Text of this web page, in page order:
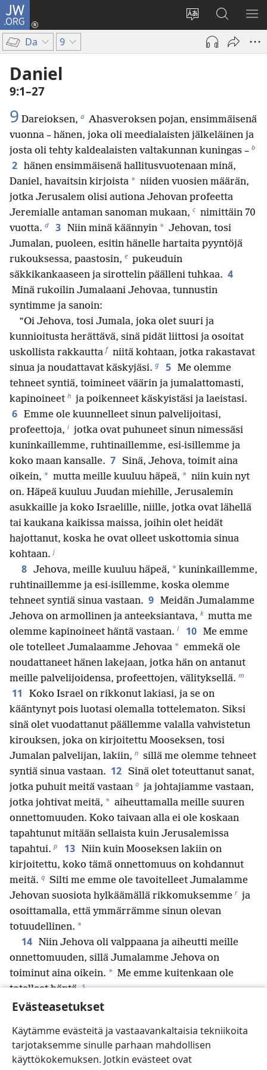
Evästeasetukset
Käytämme evästeitä ja vastaavankaltaisia tekniikoita
tarjotaksemme sinulle parhaan mahdollisen
käyttökokemuksen. Jotkin evästeet ovat
JW.ORG
Vaihda
sivuston
kieli
Kirjaudu
(avaa
ikkunan)
Hae
JW.ORG-
sivustolta
Da 9
Daniel
9:1–27
9 Dareioksen, a Ahasveroksen pojan, ensimmäisenä
vuonna – hänen, joka oli meedialaisten jälkeläinen ja
josta oli tehty kaldealaisten valtakunnan kuningas – b
2 hänen ensimmäisenä hallitusvuotenaan minä,
Daniel, havaitsin kirjoista * niiden vuosien määrän,
jotka Jerusalem olisi autiona Jehovan profeetta
Jeremialle antaman sanoman mukaan, c nimittäin 70
vuotta. d 3 Niin minä käännyin * Jehovan, tosi
Jumalan, puoleen, esitin hänelle hartaita pyyntöjä
rukouksessa, paastosin, e pukeuduin
säkkikankaaseen ja sirottelin päälleni tuhkaa. 4
Minä rukoilin Jumalaani Jehovaa, tunnustin
syntimme ja sanoin:
”Oi Jehova, tosi Jumala, joka olet suuri ja
kunnioitusta herättävä, sinä pidät liittosi ja osoitat
uskollista rakkautta f niitä kohtaan, jotka rakastavat
sinua ja noudattavat käskyjäsi. g 5 Me olemme
tehneet syntiä, toimineet väärin ja jumalattomasti,
kapinoineet h ja poikenneet käskyistäsi ja laeistasi.
6 Emme ole kuunnelleet sinun palvelijoitasi,
profeettoja, i jotka ovat puhuneet sinun nimessäsi
kuninkaillemme, ruhtinaillemme, esi-isillemme ja
koko maan kansalle. 7 Sinä, Jehova, toimit aina
oikein, * mutta meille kuuluu häpeä, * niin kuin nyt
on. Häpeä kuuluu Juudan miehille, Jerusalemin
asukkaille ja koko Israelille, niille, jotka ovat lähellä
tai kaukana kaikissa maissa, joihin olet heidät
hajottanut, koska he ovat olleet uskottomia sinua
kohtaan. j
8 Jehova, meille kuuluu häpeä, * kuninkaillemme,
ruhtinaillemme ja esi-isillemme, koska olemme
tehneet syntiä sinua vastaan. 9 Meidän Jumalamme
Jehova on armollinen ja anteeksiantava, k mutta me
olemme kapinoineet häntä vastaan. l 10 Me emme
ole totelleet Jumalaamme Jehovaa * emmekä ole
noudattaneet hänen lakejaan, jotka hän on antanut
meille palvelijoidensa, profeettojen, välityksellä. m
11
Koko Israel on rikkonut lakiasi, ja se on
kääntynyt pois luotasi olemalla tottelematon. Siksi
sinä olet vuodattanut päällemme valalla vahvistetun
kirouksen, joka on kirjoitettu Mooseksen, tosi
Jumalan palvelijan, lakiin, n sillä me olemme tehneet
syntiä sinua vastaan. 12 Sinä olet toteuttanut sanat,
jotka puhuit meitä vastaan o ja johtajiamme vastaan,
jotka johtivat meitä, * aiheuttamalla meille suuren
onnettomuuden. Koko taivaan alla ei ole koskaan
tapahtunut mitään sellaista kuin Jerusalemissa
tapahtui. p 13 Niin kuin Mooseksen lakiin on
kirjoitettu, koko tämä onnettomuus on kohdannut
meitä. q Silti me emme ole tavoitelleet Jumalamme
Jehovan suosiota hylkäämällä rikkomuksemme r ja
osoittamalla, että ymmärrämme sinun olevan
totuudellinen. *
14 Niin Jehova oli valppaana ja aiheutti meille
onnettomuuden, sillä Jumalamme Jehova on
toiminut aina oikein. * Me emme kuitenkaan ole
totelleet häntä. s
15 Nyt, Jehova, meidän Jumalamme, sinä, joka
kädellä t ja teit nimestäsi tunnetun, jollainen se on
edelleen, u me olemme tehneet syntiä ja toimineet
jumalattomasti. 16 Oi Jehova, sinä, joka olet